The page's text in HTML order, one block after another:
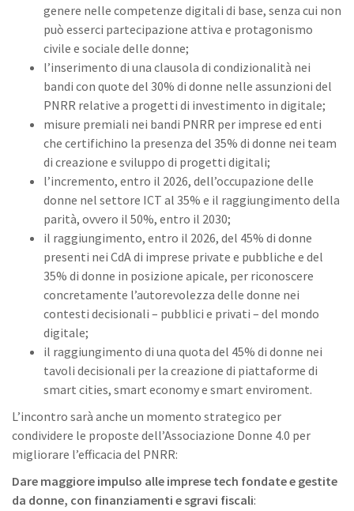
genere nelle competenze digitali di base, senza cui non
può esserci partecipazione attiva e protagonismo
civile e sociale delle donne;
l’inserimento di una clausola di condizionalità nei
bandi con quote del 30% di donne nelle assunzioni del
PNRR relative a progetti di investimento in digitale;
misure premiali nei bandi PNRR per imprese ed enti
che certifichino la presenza del 35% di donne nei team
di creazione e sviluppo di progetti digitali;
l’incremento, entro il 2026, dell’occupazione delle
donne nel settore ICT al 35% e il raggiungimento della
parità, ovvero il 50%, entro il 2030;
il raggiungimento, entro il 2026, del 45% di donne
presenti nei CdA di imprese private e pubbliche e del
35% di donne in posizione apicale, per riconoscere
concretamente l’autorevolezza delle donne nei
contesti decisionali – pubblici e privati – del mondo
digitale;
il raggiungimento di una quota del 45% di donne nei
tavoli decisionali per la creazione di piattaforme di
smart cities, smart economy e smart enviroment.
L’incontro sarà anche un momento strategico per
condividere le proposte dell’Associazione Donne 4.0 per
migliorare l’efficacia del PNRR:
Dare maggiore impulso alle imprese tech fondate e gestite
da donne, con finanziamenti e sgravi fiscali: